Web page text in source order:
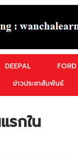
DEEPAL FORD
ข่าวประชาสัมพันธ์
รกใน